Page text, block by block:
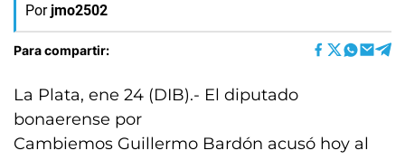
Por jmo2502
Para compartir:
La Plata, ene 24 (DIB).- El diputado
bonaerense por
Cambiemos Guillermo Bardón acusó hoy al